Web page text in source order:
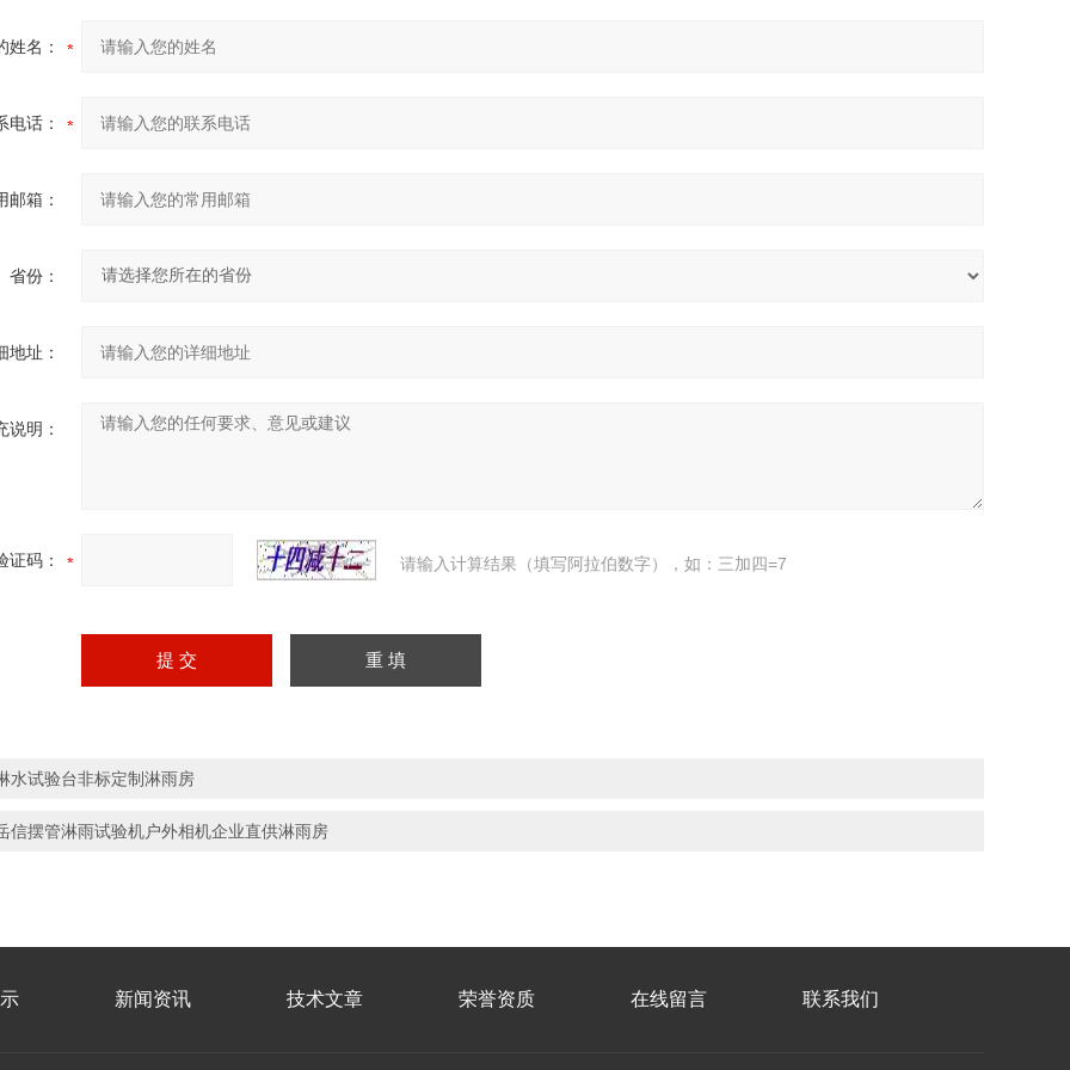
姓名：
电话：
邮箱：
省份：
地址：
说明：
证码： 请输入计算结果（填写阿拉伯数字），如：三加四=7
水试验台非标定制淋雨房
信摆管淋雨试验机户外相机企业直供淋雨房
新闻资讯 技术文章 荣誉资质 在线留言 联系我们